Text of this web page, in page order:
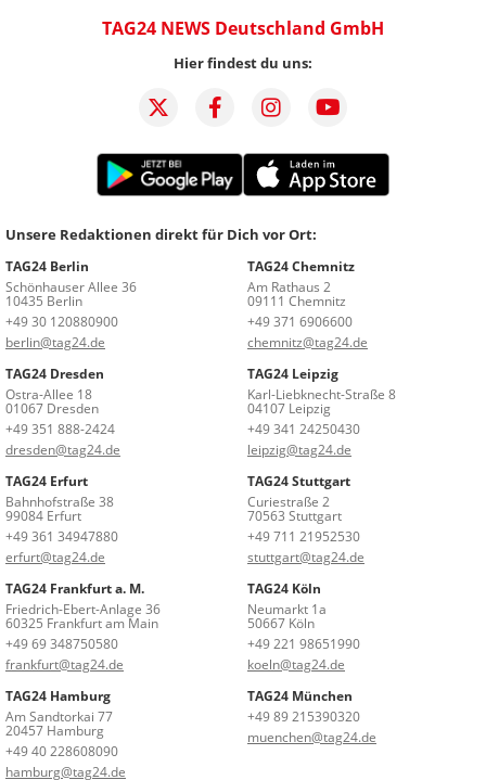
TAG24 NEWS Deutschland GmbH
Hier findest du uns:
Unsere Redaktionen direkt für Dich vor Ort:
TAG24 Berlin
Schönhauser Allee 36
10435 Berlin
+49 30 120880900
berlin@tag24.de
TAG24 Chemnitz
Am Rathaus 2
09111 Chemnitz
+49 371 6906600
chemnitz@tag24.de
TAG24 Dresden
Ostra-Allee 18
01067 Dresden
+49 351 888-2424
dresden@tag24.de
TAG24 Leipzig
Karl-Liebknecht-Straße 8
04107 Leipzig
+49 341 24250430
leipzig@tag24.de
TAG24 Erfurt
Bahnhofstraße 38
99084 Erfurt
+49 361 34947880
erfurt@tag24.de
TAG24 Stuttgart
Curiestraße 2
70563 Stuttgart
+49 711 21952530
stuttgart@tag24.de
TAG24 Frankfurt a. M.
Friedrich-Ebert-Anlage 36
60325 Frankfurt am Main
+49 69 348750580
frankfurt@tag24.de
TAG24 Köln
Neumarkt 1a
50667 Köln
+49 221 98651990
koeln@tag24.de
TAG24 Hamburg
Am Sandtorkai 77
20457 Hamburg
+49 40 228608090
hamburg@tag24.de
TAG24 München
+49 89 215390320
muenchen@tag24.de